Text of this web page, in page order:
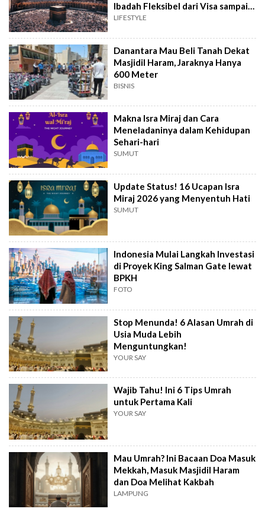
Ibadah Fleksibel dari Visa sampai
Hotel
LIFESTYLE
Danantara Mau Beli Tanah Dekat
Masjidil Haram, Jaraknya Hanya
600 Meter
BISNIS
Makna Isra Miraj dan Cara
Meneladaninya dalam Kehidupan
Sehari-hari
SUMUT
Update Status! 16 Ucapan Isra
Miraj 2026 yang Menyentuh Hati
SUMUT
Indonesia Mulai Langkah Investasi
di Proyek King Salman Gate lewat
BPKH
FOTO
Stop Menunda! 6 Alasan Umrah di
Usia Muda Lebih
Menguntungkan!
YOUR SAY
Wajib Tahu! Ini 6 Tips Umrah
untuk Pertama Kali
YOUR SAY
Mau Umrah? Ini Bacaan Doa Masuk
Mekkah, Masuk Masjidil Haram
dan Doa Melihat Kakbah
LAMPUNG